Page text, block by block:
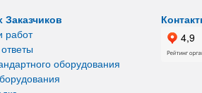
работ
оборудования